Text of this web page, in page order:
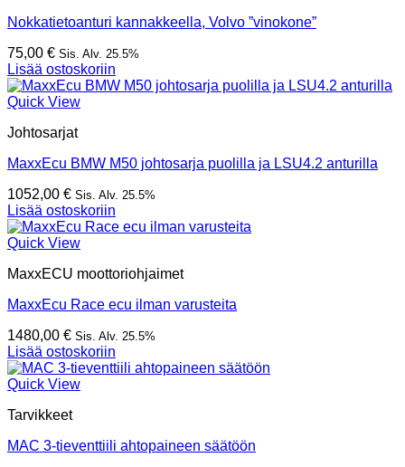
Nokkatietoanturi kannakkeella, Volvo ”vinokone”
75,00 € Sis. Alv. 25.5%
Lisää ostoskoriin
Quick View
Johtosarjat
MaxxEcu BMW M50 johtosarja puolilla ja LSU4.2 anturilla
1052,00 € Sis. Alv. 25.5%
Lisää ostoskoriin
Quick View
MaxxECU moottoriohjaimet
MaxxEcu Race ecu ilman varusteita
1480,00 € Sis. Alv. 25.5%
Lisää ostoskoriin
Quick View
Tarvikkeet
MAC 3-tieventtiili ahtopaineen säätöön